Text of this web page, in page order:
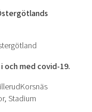
med covid-19.
Stadium